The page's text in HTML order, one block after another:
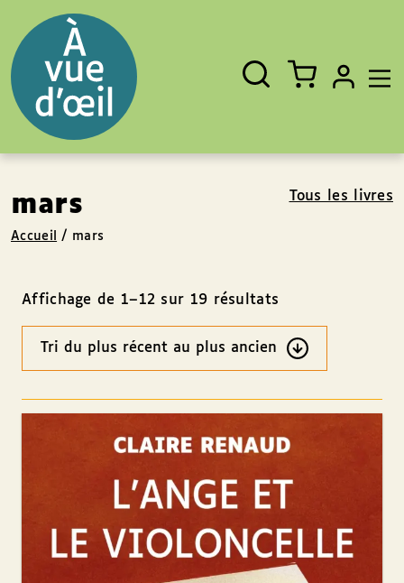
Fermer
Rechercher
un
livre,
un
auteur,
un
EAN
mars Tous les livres
Accueil / mars
Affichage de 1–12 sur 19 résultats
Ordre